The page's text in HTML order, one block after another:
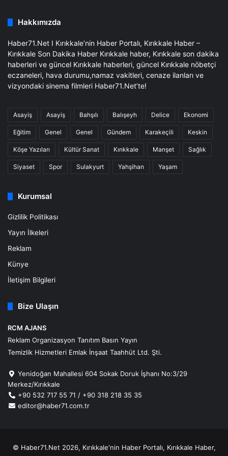
Hakkımızda
Haber71.Net I Kırıkkale’nin Haber Portalı, Kırıkkale Haber –
Kırıkkale Son Dakika Haber Kırıkkale haber, Kırıkkale son dakika
haberleri ve güncel Kırıkkale haberleri, güncel Kırıkkale nöbetçi
eczaneleri, hava durumu,namaz vakitleri, cenaze ilanları ve
vizyondaki sinema filmleri Haber71.Net’te!
Asayiş Asayiş Bahşılı Balışeyh Delice Ekonomi
Eğitim Genel Genel Gündem Karakeçili Keskin
Köşe Yazıları Kültür Sanat Kırıkkale Manşet Sağlık
Siyaset Spor Sulakyurt Yahşihan Yaşam
Kurumsal
Gizlilik Politikası
Yayın İlkeleri
Reklam
Künye
İletişim Bilgileri
Bize Ulaşın
RCM AJANS
Reklam Organizasyon Tanıtım Basın Yayın
Temizlik Hizmetleri Emlak İnşaat Taahhüt Ltd. Şti.
Yenidoğan Mahallesi 604 Sokak Doruk İşhanı No:3/29
Merkez/Kırıkkale
+90 532 717 55 71 / +90 318 218 35 35
editor@haber71.com.tr
© Haber71.Net 2026, Kırıkkale'nin Haber Portalı, Kırıkkale Haber,